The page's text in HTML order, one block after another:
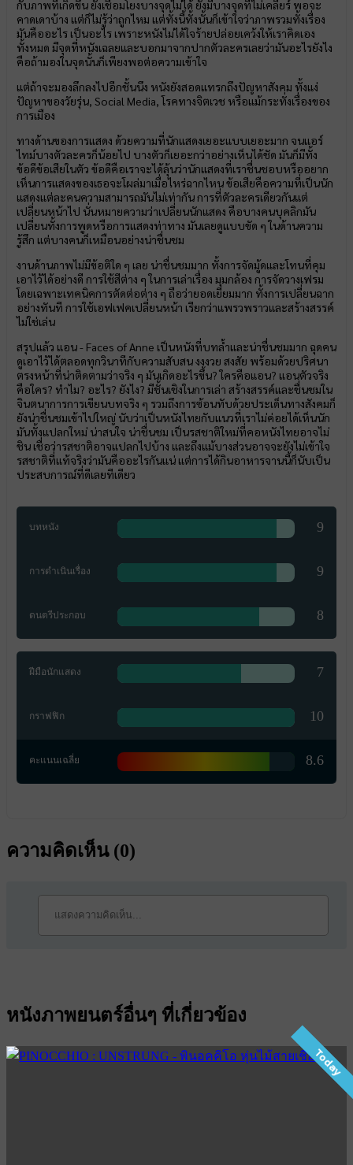
กับภาพที่เกิดขึ้น ยังเชื่อมโยงบางจุดไม่ได้ ยังมีบางจุดที่ไม่เคลียร์ พอจะ
คาดเดาบ้าง แต่ก็ไม่รู้ว่าถูกไหม แต่ทั้งนี้ทั้งนั้นก็เข้าใจว่าภาพรวมทั้งเรื่อง
มันคืออะไร เป็นอะไร เพราะหนังไม่ได้ใจร้ายปล่อยเคว้งให้เราคิดเอง
ทั้งหมด มีจุดที่หนังเฉลยและบอกมาจากปากตัวละครเลยว่ามันอะไรยังไง
คือถ้ามองในจุดนั้นก็เพียงพอต่อความเข้าใจ
แต่ถ้าจะมองลึกลงไปอีกชั้นนึง หนังยังสอดแทรกถึงปัญหาสังคม ทั้งแง่
ปัญหาของวัยรุ่น, Social Media, โรคทางจิตเวช หรือแม้กระทั่งเรื่องของ
การเมือง
ทางด้านของการแสดง ด้วยความที่นักแสดงเยอะแบบเยอะมาก จนแอร์
ไทม์บางตัวละครก็น้อยไป บางตัวก็เยอะกว่าอย่างเห็นได้ชัด มันก็มีทั้ง
ข้อดีข้อเสียในตัว ข้อดีคือเราจะได้ลุ้นว่านักแสดงที่เราชื่นชอบหรืออยาก
เห็นการแสดงของเธอจะโผล่มาเมื่อไหร่ฉากไหน ข้อเสียคือความที่เป็นนัก
แสดงแต่ละคนความสามารถมันไม่เท่ากัน การที่ตัวละครเดียวกันแต่
เปลี่ยนหน้าไป นั่นหมายความว่าเปลี่ยนนักแสดง คือบางคนบุคลิกมัน
เปลี่ยนทั้งการพูดหรือการแสดงท่าทาง มันเลยดูแบบขัด ๆ ในด้านความ
รู้สึก แต่บางคนก็เหมือนอย่างน่าชื่นชม
งานด้านภาพไม่มีข้อติใด ๆ เลย น่าชื่นชมมาก ทั้งการจัดมู้ดและโทนที่คุม
เอาไว้ได้อย่างดี การใช้สีต่าง ๆ ในการเล่าเรื่อง มุมกล้อง การจัดวางเฟรม
โดยเฉพาะเทคนิคการตัดต่อต่าง ๆ ถือว่ายอดเยี่ยมมาก ทั้งการเปลี่ยนฉาก
อย่างทันที การใช้เอฟเฟคเปลี่ยนหน้า เรียกว่าแพรวพราวและสร้างสรรค์
ไม่ใช่เล่น
สรุปแล้ว แอน - Faces of Anne เป็นหนังที่บทล้ำและน่าชื่นชมมาก ฉุดคน
ดูเอาไว้ได้ตลอดทุกวินาทีกับความสับสน งงงวย สงสัย พร้อมด้วยปริศนา
ตรงหน้าที่น่าติดตามว่าจริง ๆ มันเกิดอะไรขึ้น? ใครคือแอน? แอนตัวจริง
คือใคร? ทำไม? อะไร? ยังไง? มีชั้นเชิงในการเล่า สร้างสรรค์และชื่นชมใน
จินตนาการการเขียนบทจริง ๆ รวมถึงการซ้อนทับด้วยประเด็นทางสังคมก็
ยังน่าชื่นชมเข้าไปใหญ่ นับว่าเป็นหนังไทยกับแนวที่เราไม่ค่อยได้เห็นนัก
มันทั้งแปลกใหม่ น่าสนใจ น่าชื่นชม เป็นรสชาติใหม่ที่คอหนังไทยอาจไม่
ชิน เชื่อว่ารสชาติอาจแปลกไปบ้าง และถึงแม้บางส่วนอาจจะยังไม่เข้าใจ
รสชาติที่แท้จริงว่ามันคืออะไรกันแน่ แต่การได้กินอาหารจานนี้ก็นับเป็น
ประสบการณ์ที่ดีเลยทีเดียว
บทหนัง 9
การดำเนินเรื่อง 9
ดนตรีประกอบ 8
ฝีมือนักแสดง 7
กราฟฟิก 10
คะแนนเฉลี่ย 8.6
ความคิดเห็น (0)
หนังภาพยนตร์อื่นๆ ที่เกี่ยวข้อง
Today